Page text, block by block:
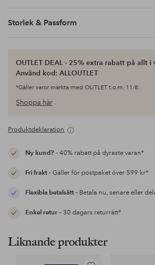
Storlek & Passform
OUTLET DEAL - 25% extra rabatt på allt i
Använd kod: ALLOUTLET
*Gäller varor märkta med OUTLET t.o.m. 11/8.
Shoppa här
Produktdeklaration
Ny kund?– 40% rabatt på dyraste varan*
Fri frakt– Gäller för postpaket över 599 kr*
Flexibla betalsätt– Betala nu, senare eller
Enkel retur– 30 dagars returrätt*
Liknande produkter